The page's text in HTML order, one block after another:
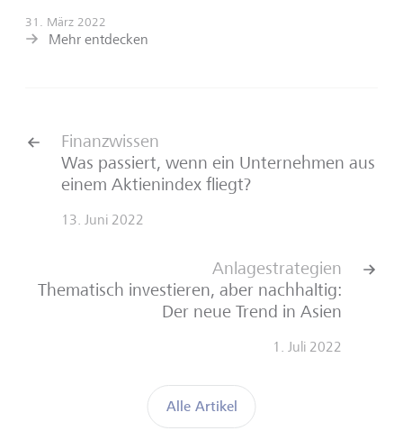
31. März 2022
Mehr entdecken
Finanzwissen
Was passiert, wenn ein Unternehmen aus
einem Aktienindex fliegt?
13. Juni 2022
Alle Artikel
Anlagestrategien
Thematisch investieren, aber nachhaltig:
Der neue Trend in Asien
1. Juli 2022